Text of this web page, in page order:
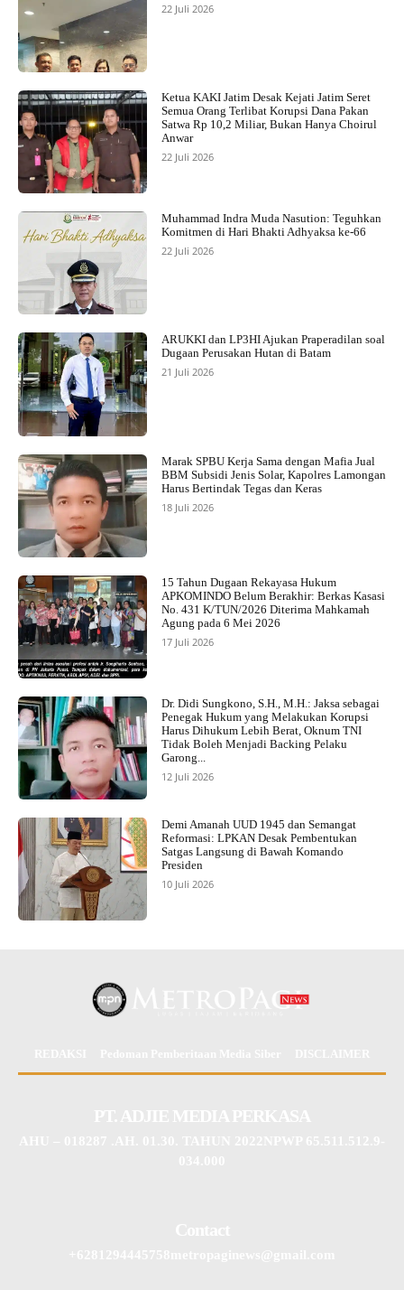
22 Juli 2026
Ketua KAKI Jatim Desak Kejati Jatim Seret
Semua Orang Terlibat Korupsi Dana Pakan
Satwa Rp 10,2 Miliar, Bukan Hanya Choirul
Anwar
22 Juli 2026
Muhammad Indra Muda Nasution: Teguhkan
Komitmen di Hari Bhakti Adhyaksa ke-66
22 Juli 2026
ARUKKI dan LP3HI Ajukan Praperadilan soal
Dugaan Perusakan Hutan di Batam
21 Juli 2026
Marak SPBU Kerja Sama dengan Mafia Jual
BBM Subsidi Jenis Solar, Kapolres Lamongan
Harus Bertindak Tegas dan Keras
18 Juli 2026
15 Tahun Dugaan Rekayasa Hukum
APKOMINDO Belum Berakhir: Berkas Kasasi
No. 431 K/TUN/2026 Diterima Mahkamah
Agung pada 6 Mei 2026
17 Juli 2026
Dr. Didi Sungkono, S.H., M.H.: Jaksa sebagai
Penegak Hukum yang Melakukan Korupsi
Harus Dihukum Lebih Berat, Oknum TNI
Tidak Boleh Menjadi Backing Pelaku
Garong...
12 Juli 2026
Demi Amanah UUD 1945 dan Semangat
Reformasi: LPKAN Desak Pembentukan
Satgas Langsung di Bawah Komando
Presiden
10 Juli 2026